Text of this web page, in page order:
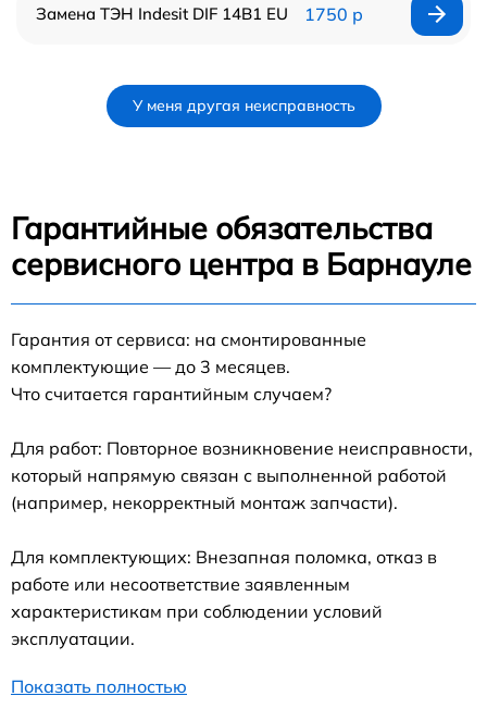
Замена ТЭН Indesit DIF 14B1 EU 1750 р
У меня другая неисправность
Гарантийные обязательства
сервисного центра в Барнауле
Гарантия от сервиса: на смонтированные
комплектующие — до 3 месяцев.
Что считается гарантийным случаем?
Для работ: Повторное возникновение неисправности,
который напрямую связан с выполненной работой
(например, некорректный монтаж запчасти).
Для комплектующих: Внезапная поломка, отказ в
работе или несоответствие заявленным
характеристикам при соблюдении условий
эксплуатации.
Показать полностью